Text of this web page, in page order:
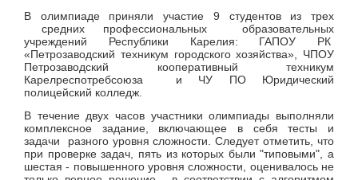
В олимпиаде приняли участие 9 студентов из трех
средних профессиональных образовательных
учреждений Республики Карелия: ГАПОУ РК
«Петрозаводский техникум городского хозяйства», ЧПОУ
Петрозаводский кооперативный техникум
Карелреспотребсоюза и ЧУ ПО Юридический
полицейский колледж.
В течение двух часов участники олимпиады выполняли
комплексное задание, включающее в себя тесты и
задачи разного уровня сложности. Следует отметить, что
при проверке задач, пять из которых были "типовыми", а
шестая - повышенного уровня сложности, оценивалось не